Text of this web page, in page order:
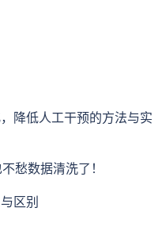
降低人工干预的方法与实
愁数据清洗了！
区别